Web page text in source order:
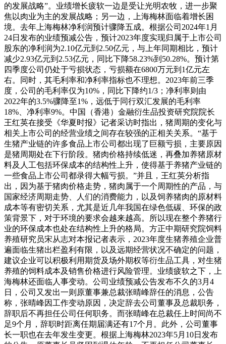
的发展战略”。业绩增长疲软一边是受让光明农牧，进一步聚
焦以肉业为主的发展战略；另一边，上海梅林面临着增长困
境。去年上海梅林净利润预计骤降五成。根据公司2024年1月
24日发布的业绩预减公告，预计2023年度实现归属于上市公司
股东的净利润为2.10亿元到2.50亿元，与上年同期相比，预计
减少2.93亿元到2.53亿元，同比下降58.23%到50.28%。预计第
四季度公司仍处于亏损状态，亏损额在6800万元到1亿元左
右。同时，其毛利率和净利率指标也不理想。2023年前三季
度，公司的毛利率仅为10%，同比下降约1/3；净利率则由
2022年的3.5%骤降至1%，远低于同行双汇发展的毛利率
18%、净利率9%。中国（香港）金融衍生品投资研究院院长
王红英在接受《华夏时报》记者采访时指出，猪周期的变化与
相关上市公司的经营业绩之间存在较强的正相关关系。“基于
生猪产业链的许多食品上市公司都出现了巨额亏损，主要原因
是猪周期处在下行阶段。猪肉价格持续低迷，再叠加养猪原材
料及人工包括环保成本的结构性上升，使得基于养猪产业链的
一些食品上市公司都录得大幅亏损。”并且，王红英分析指
出，因为基于猪肉价格走势，猪肉属于一个周期性的产品，与
国家经济周期走势、人们的消费能力，以及饲养猪肉的原材料
成本等有密切关系，尤其是近几年我国在绿色低碳、环保的政
策背景下，对于环境的要求会越来越高。所以现在整个养猪行
业的环保成本也处在结构性上升的格局。方正中期研究院饲料
养殖研究员宋从志对本报记者表示，2023年度生猪养殖企业普
遍面临生猪出栏盈利有限，以及远期经营状况不确定的问题，
建议企业可以积极利用期货及场外期权等衍生品工具，对生猪
养殖的饲料成本及销售价格进行风险管理。业绩疲软之下，上
海梅林还面临人事变动。公司业绩预减公告发布不久的3月4
日，公司又发出一则原董事兼总裁张晴峰辞任的消息，公告
称，张晴峰因工作变动原因，决定辞去公司董事及总裁职务，
辞职后不再担任公司任何职务。而张晴峰在总裁任上时间尚不
足9个月，辞职时距离任期届满还有17个月。此外，公司董事
长一职也在去年发生变更。根据上海梅林2023年5月10日发布